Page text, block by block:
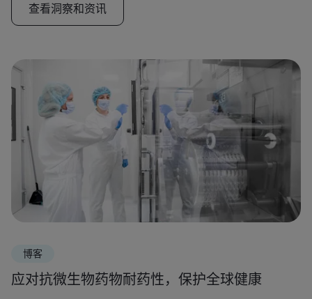
查看洞察和资讯
博客
应对抗微生物药物耐药性，保护全球健康